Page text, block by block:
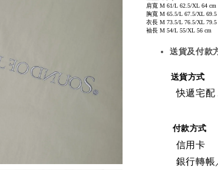
肩寬 M 61/L 62.5/XL 64 cm
胸寬 M 65.5/L 67.5/XL 69.5
衣長 M 73.5/L 76.5/XL 79.5
袖長 M 54/L 55/XL 56 cm
送貨及付款
送貨方式
快遞宅配
付款方式
信用卡
銀行轉帳